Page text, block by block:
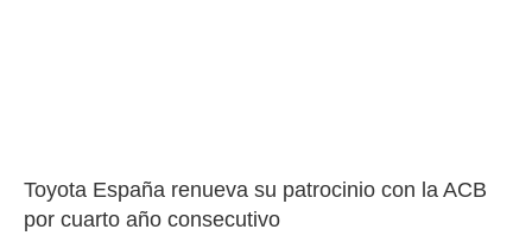
Toyota España renueva su patrocinio con la ACB
por cuarto año consecutivo